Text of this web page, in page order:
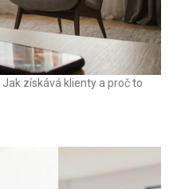
získává klienty a proč to